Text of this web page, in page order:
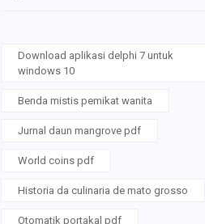
Download aplikasi delphi 7 untuk
windows 10
Benda mistis pemikat wanita
Jurnal daun mangrove pdf
World coins pdf
Historia da culinaria de mato grosso
Otomatik portakal pdf